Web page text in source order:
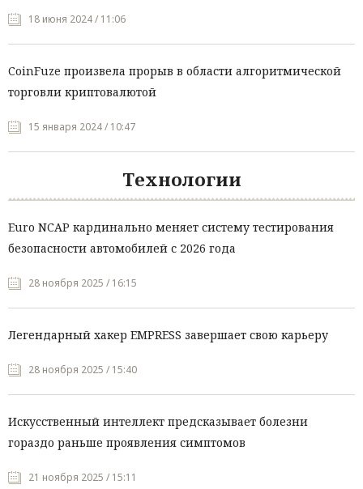
18 июня 2024 / 11:06
CoinFuze произвела прорыв в области алгоритмической
торговли криптовалютой
15 января 2024 / 10:47
Технологии
Euro NCAP кардинально меняет систему тестирования
безопасности автомобилей с 2026 года
28 ноября 2025 / 16:15
Легендарный хакер EMPRESS завершает свою карьеру
28 ноября 2025 / 15:40
Искусственный интеллект предсказывает болезни
гораздо раньше проявления симптомов
21 ноября 2025 / 15:11